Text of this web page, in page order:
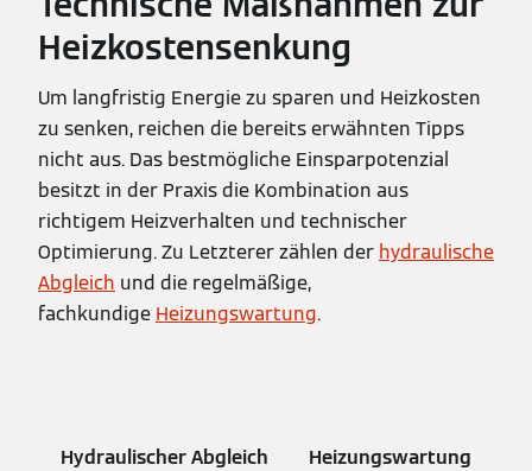
Heizkostensenkung
Um langfristig Energie zu sparen und Heizkosten
zu senken, reichen die bereits erwähnten Tipps
nicht aus. Das bestmögliche Einsparpotenzial
besitzt in der Praxis die Kombination aus
richtigem Heizverhalten und technischer
Optimierung. Zu Letzterer zählen der hydraulische
Abgleich und die regelmäßige,
fachkundige Heizungswartung.
Hydraulischer Abgleich Heizungswartung